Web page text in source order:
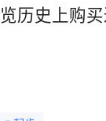
历史上购